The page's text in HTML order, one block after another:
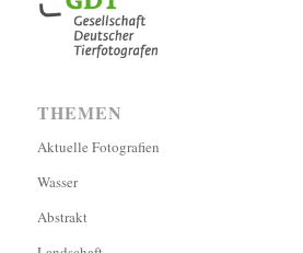
THEMEN
Aktuelle Fotografien
Wasser
Abstrakt